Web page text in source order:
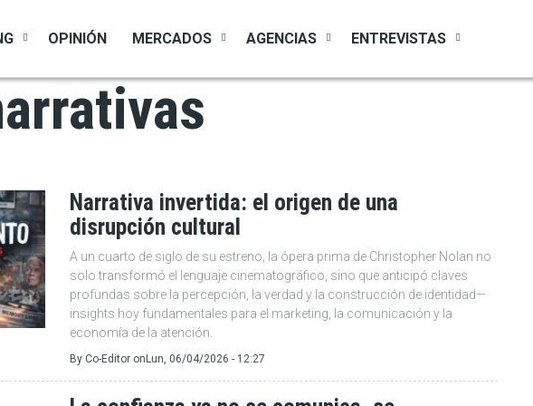
OPINIÓN MERCADOS AGENCIAS ENTREVISTAS
Narrativa invertida: el origen de una
disrupción cultural
A un cuarto de siglo de su estreno, la ópera prima de Christopher Nolan no
solo transformó el lenguaje cinematográfico, sino que anticipó claves
profundas sobre la percepción, la verdad y la construcción de identidad—
insights hoy fundamentales para el marketing, la comunicación y la
economía de la atención.
By Co-Editor on Lun, 06/04/2026 - 12:27